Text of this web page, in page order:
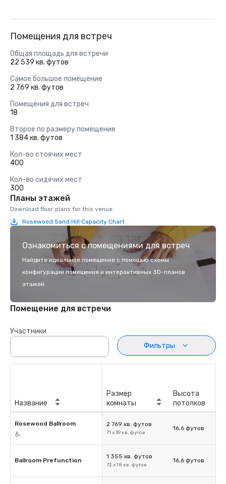
Помещения для встреч
Общая площадь для встречи
22 539 кв. футов
Самое большое помещение
2 769 кв. футов
Помещения для встреч
18
Второе по размеру помещение
1 384 кв. футов
Кол-во стоячих мест
400
Кол-во сидячих мест
300
Планы этажей
Download floor plans for this venue.
Rosewood Sand Hill Capacity Chart
Ознакомиться с помещениями для встреч
Найдите идеальное помещение с помощью схемы
конфигурации помещения и интерактивных 3D-планов
этажей.
Помещение для встречи
Участники
Фильтры
Название
Размер
комнаты
Высота
потолков
Rosewood Ballroom 2 769 кв. футов
71 x 39 кв. футов
16,6 футов
Ballroom Prefunction
1 355 кв. футов
72 x 18 кв. футов
16,6 футов